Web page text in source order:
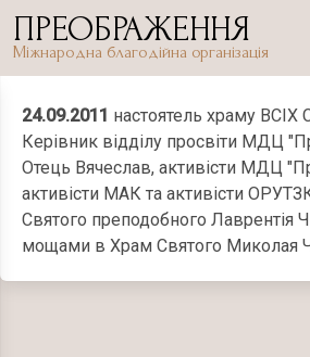
Skip
content
ПРЕОБРАЖЕННЯ
Міжнародна благодійна організація
24.09.2011
24.09.2011 настоятель храму
Керівник відділу просвіти МДЦ
Отець Вячеслав, активісти МДЦ
активісти МАК та активісти
Святого преподобного Лаврентія
мощами в Храм Святого Миколая